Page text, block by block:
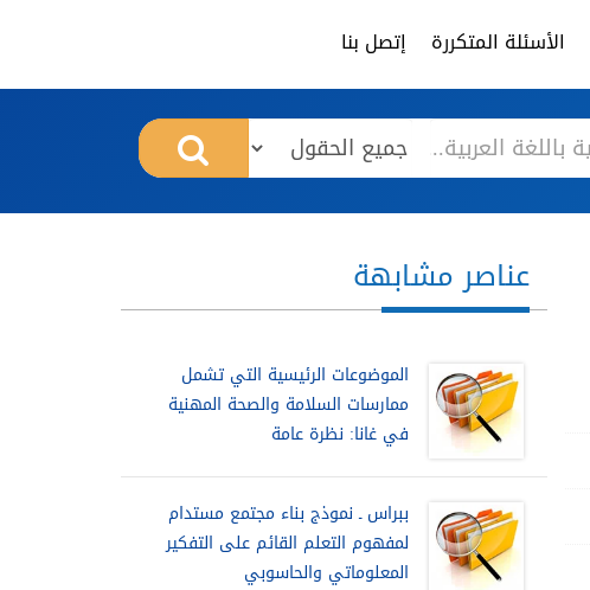
الأسئلة المتكررة إتصل بنا
عناصر مشابهة
الموضوعات الرئيسية التي تشمل
ممارسات السلامة والصحة المهنية
في غانا: نظرة عامة
ببراس ـ نموذج بناء مجتمع مستدام
لمفهوم التعلم القائم على التفكير
المعلوماتي والحاسوبي